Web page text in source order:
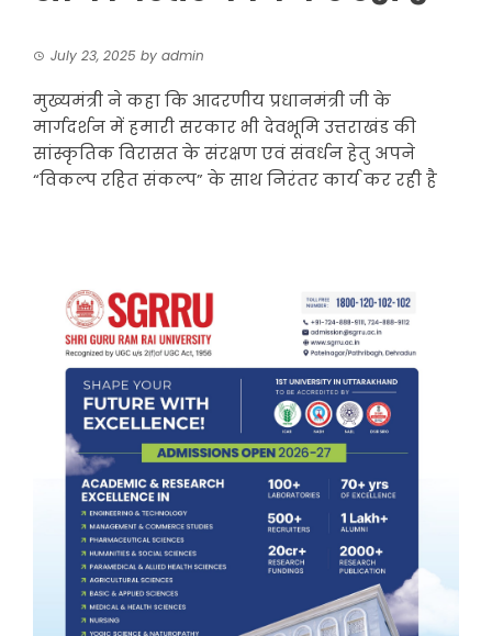
July 23, 2025 by admin
मुख्यमंत्री ने कहा कि आदरणीय प्रधानमंत्री जी के
मार्गदर्शन में हमारी सरकार भी देवभूमि उत्तराखंड की
सांस्कृतिक विरासत के संरक्षण एवं संवर्धन हेतु अपने
“विकल्प रहित संकल्प” के साथ निरंतर कार्य कर रही है